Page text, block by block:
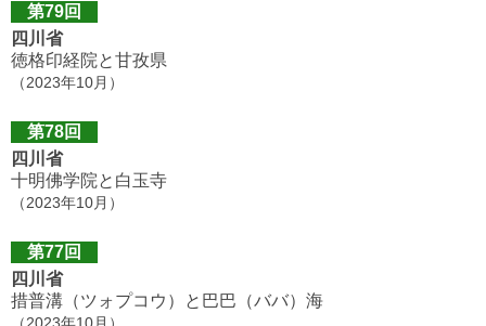
第79回
四川省
徳格印経院と甘孜県
（2023年10月）
第78回
四川省
十明佛学院と白玉寺
（2023年10月）
第77回
四川省
措普溝（ツォプコウ）と巴巴（ババ）海